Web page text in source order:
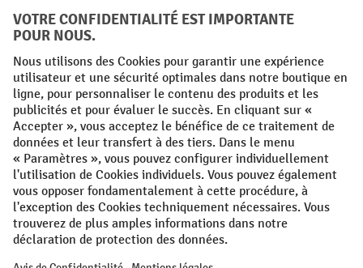
FR NL
Conditions générales Mentions légales
Protection des Données Politique de cookies
All prices excl. VAT plusshipping costsand possible delivery charges,
if not stated otherwise.
¹ La remise est valable jusqu'à épuisement des stocks. La remise ne
s'applique pas aux prix spéciaux. Il n'est pas possible de le combiner
avec d'autres réductions en pourcentage ou bons de réduction. | ² La
réduction sera accordée une seule fois lors de la première inscription